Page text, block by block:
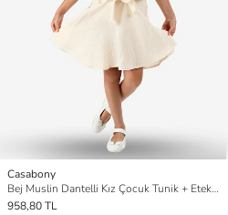
Casabony
Bej Muslin Dantelli Kız Çocuk Tunik + Etekli Takım
958,80 TL